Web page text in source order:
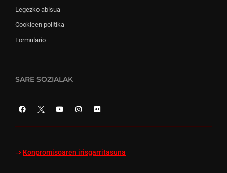
Legezko abisua
Cookieen politika
Formulario
SARE SOZIALAK
⇒ Konpromisoaren irisgarritasuna